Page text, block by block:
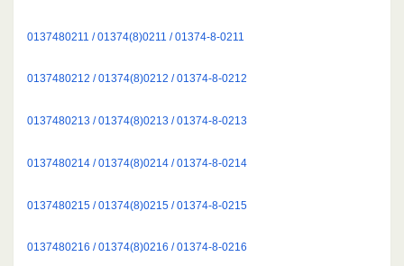
0137480211 / 01374(8)0211 / 01374-8-0211
0137480212 / 01374(8)0212 / 01374-8-0212
0137480213 / 01374(8)0213 / 01374-8-0213
0137480214 / 01374(8)0214 / 01374-8-0214
0137480215 / 01374(8)0215 / 01374-8-0215
0137480216 / 01374(8)0216 / 01374-8-0216